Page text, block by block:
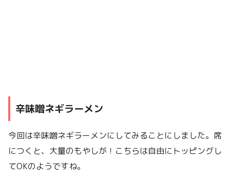
辛味噌ネギラーメン
今回は辛味噌ネギラーメンにしてみることにしました。席
につくと、大量のもやしが！こちらは自由にトッピングし
てOKのようですね。